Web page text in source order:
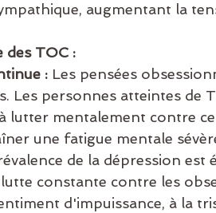
augmentant la
des TOC :
: Les pensées
Les personnes atteintes de
lutter mentalement contre
une fatigue mentale
de la dépression est
constante contre les
d'impuissance, à la